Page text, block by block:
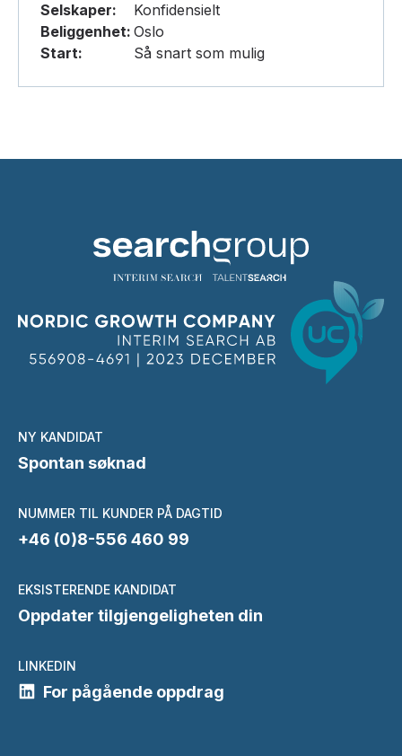
Selskaper:
Konfidensielt
Beliggenhet: Oslo
Start:
Så snart som mulig
NY KANDIDAT
Spontan søknad
NUMMER TIL KUNDER PÅ DAGTID
+46 (0)8-556 460 99
EKSISTERENDE KANDIDAT
Oppdater tilgjengeligheten din
LINKEDIN
For pågående oppdrag